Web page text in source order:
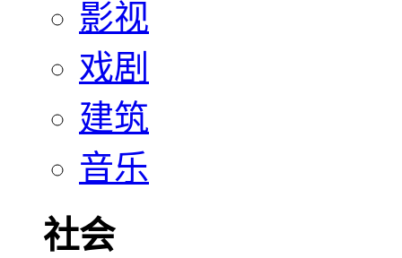
影视
戏剧
建筑
音乐
社会